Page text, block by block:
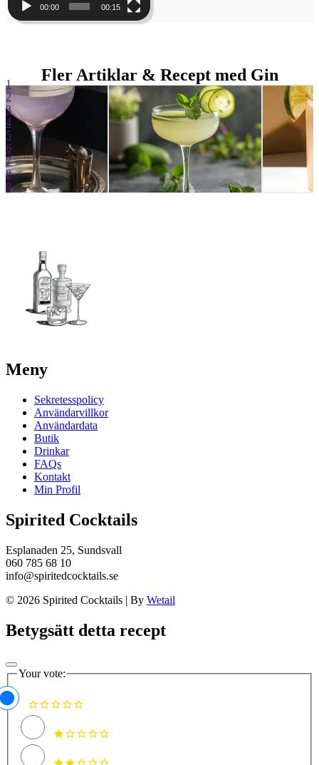
00:00 00:15
Fler Artiklar & Recept med Gin
1
2
3
4
5
6
7
8
9
Meny
Sekretesspolicy
Användarvillkor
Användardata
Butik
Drinkar
FAQs
Kontakt
Min Profil
Spirited Cocktails
Esplanaden 25, Sundsvall
060 785 68 10
info@spiritedcocktails.se
© 2026 Spirited Cocktails | By Wetail
Betygsätt detta recept
Your vote: